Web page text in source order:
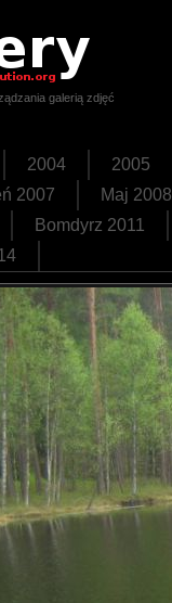
galerią zdjęć
2004 2005
2007
Maj 2008
Bomdyrz 2011